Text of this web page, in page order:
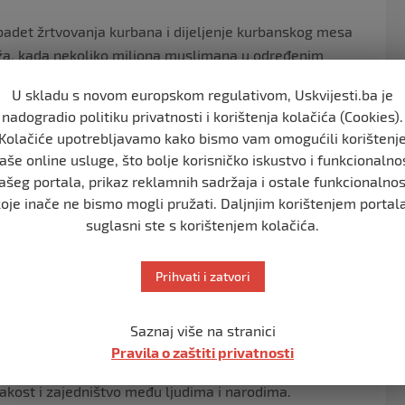
žrtvovanja kurbana i dijeljenje kurbanskog mesa
kada nekoliko miliona muslimana u određenim
Danas milioni hadžija iz čitavog svijeta borave na
Allahov Poslanik, s.a.v.s., je rekao “Hadž je
a.s. sinova i na Ibrahimovu odanost Bogu. Za
meso se dijeli siromašnima, prijateljima,
boravi u časnim mjestima Mekki i Medini kako bi
propisuje i koji je dužan obaviti svaki musliman,
kurbana, time muslimani i praktično pokazuju
i zajedništvo među ljudima i narodima.
U skladu s novom europskom regulativom, Uskvijesti.ba je
nadogradio politiku privatnosti i korištenja kolačića (Cookies).
Kolačiće upotrebljavamo kako bismo vam omogućili korištenje
online usluge, što bolje korisničko iskustvo i
portala, prikaz reklamnih sadržaja i ostale
inače ne bismo mogli pružati. Daljnjim korištenjem
suglasni ste s korištenjem kolačića.
Prihvati i zatvori
Saznaj više na stranici
Pravila o zaštiti privatnosti